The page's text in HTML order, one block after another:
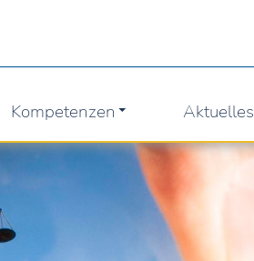
Kompetenzen Aktuelles